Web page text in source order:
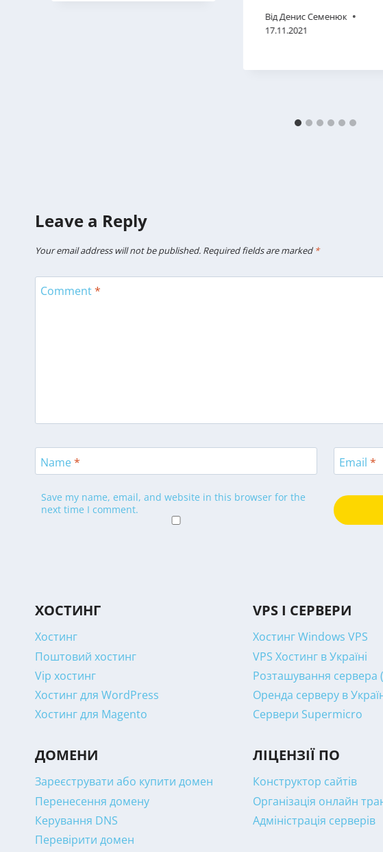
ВідДенис Семенюк
17.11.2021
Leave a Reply
Your email address will not be published. Required fields are marked *
Comment*
Name* Email *
Save my name, email, and website in this browser for the
next time I comment.
ХОСТИНГ
Хостинг
Поштовий хостинг
Vip хостинг
Хостинг для WordPress
Хостинг для Magento
ДОМЕНИ
Зареєструвати або купити домен
Перенесення домену
Керування DNS
Перевірити домен
VPS І СЕРВЕРИ
Хостинг Windows VPS
VPS Хостинг в Україні
Розташування сервера
Оренда серверу в
Сервери Supermicro
ЛІЦЕНЗІЇ ПО
Конструктор сайтів
Організація онлайн
Адміністрація серверів